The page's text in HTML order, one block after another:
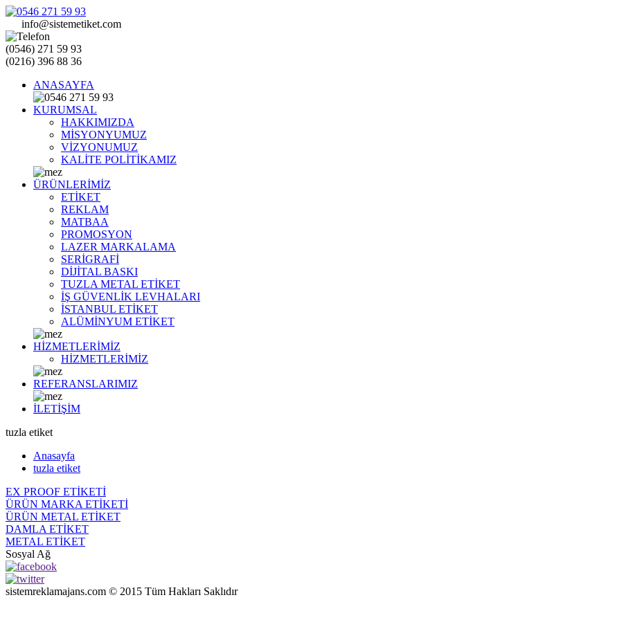
info@sistemetiket.com
(0546) 271 59 93
(0216) 396 88 36
ANASAYFA
KURUMSAL
HAKKIMIZDA
MİSYONYUMUZ
VİZYONUMUZ
KALİTE POLİTİKAMIZ
ÜRÜNLERİMİZ
ETİKET
REKLAM
MATBAA
PROMOSYON
LAZER MARKALAMA
SERİGRAFİ
DİJİTAL BASKI
TUZLA METAL ETİKET
İŞ GÜVENLİK LEVHALARI
İSTANBUL ETİKET
ALÜMİNYUM ETİKET
HİZMETLERİMİZ
HİZMETLERİMİZ
REFERANSLARIMIZ
İLETİŞİM
tuzla etiket
Anasayfa
tuzla etiket
EX PROOF ETİKETİ
ÜRÜN MARKA ETİKETİ
ÜRÜN METAL ETİKET
DAMLA ETİKET
METAL ETİKET
Sosyal Ağ
sistemreklamajans.com © 2015 Tüm Hakları Saklıdır